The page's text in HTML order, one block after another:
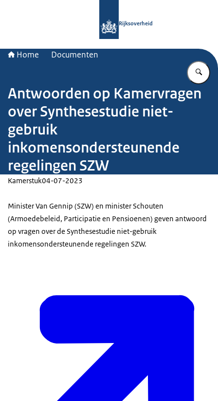
Rijksoverheid
Home Documenten
Antwoorden op Kamervragen
over Synthesestudie niet-
gebruik
inkomensondersteunende
regelingen SZW
Kamerstuk04-07-2023
Minister Van Gennip (SZW) en minister Schouten
(Armoedebeleid, Participatie en Pensioenen) geven antwoord
op vragen over de Synthesestudie niet-gebruik
inkomensondersteunende regelingen SZW.